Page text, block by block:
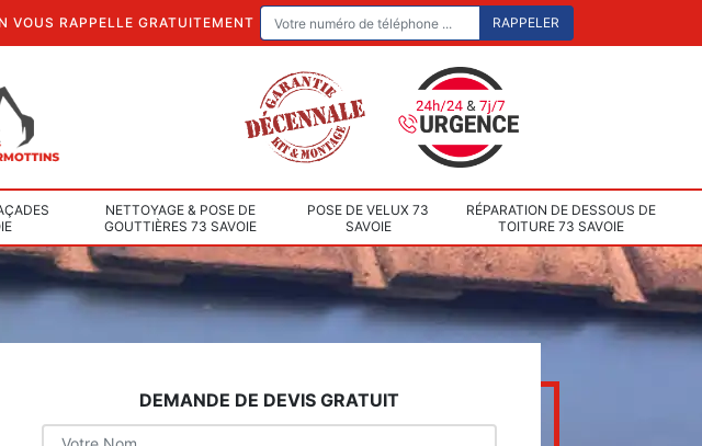
VOUS RAPPELLE GRATUITEMENT
NETTOYAGE & POSE DE
GOUTTIÈRES 73 SAVOIE
POSE DE VELUX 73
SAVOIE
RÉPARATION DE DESSOUS DE
TOITURE 73 SAVOIE
DEMANDE DE DEVIS GRATUIT